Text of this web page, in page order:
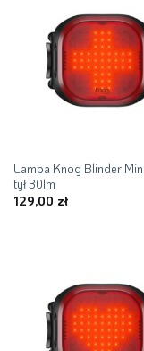
Lampa Knog Blinder
tył 30lm
129,00 zł